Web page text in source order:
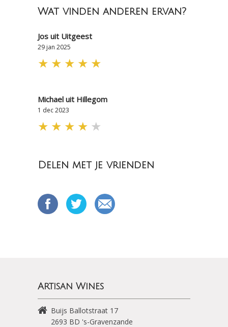
Wat vinden anderen ervan?
Jos uit Uitgeest
29 jan 2025
★ ★ ★ ★ ★
Michael uit Hillegom
1 dec 2023
★ ★ ★ ★ ★
Delen met je vrienden
Artisan Wines
Buijs Ballotstraat 17
2693 BD 's-Gravenzande